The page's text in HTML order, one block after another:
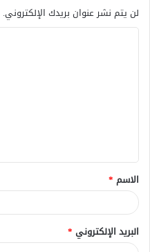
لن يتم نشر عنوان بريدك الإلكتروني.
ق
*
الاسم *
البريد الإلكتروني *